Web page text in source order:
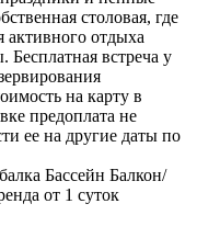
столовая, где
отдыха
Бесплатная встреча у
на карту в
предоплата не
ее на другие даты по
Бассейн Балкон/
от 1 суток